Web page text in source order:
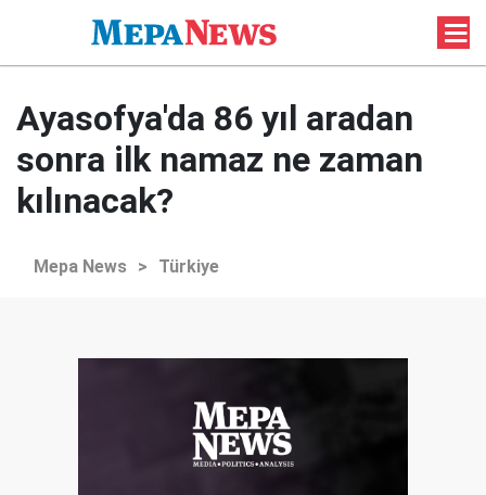
Ayasofya'da 86 yıl aradan
sonra ilk namaz ne zaman
kılınacak?
Mepa News > Türkiye